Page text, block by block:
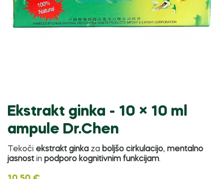
Ekstrakt ginka - 10 × 10 ml
ampule Dr.Chen
Tekoči ekstrakt ginka za boljšo cirkulacijo, mentalno
jasnost in podporo kognitivnim funkcijam.